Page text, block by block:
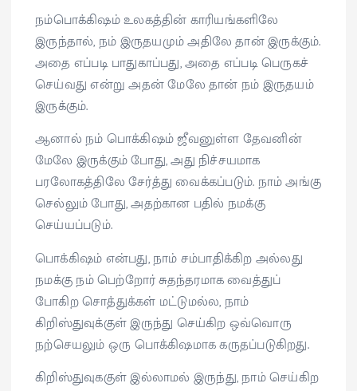
நம்பொக்கிஷம் உலகத்தின் காரியங்களிலே
இருந்தால், நம் இருதயமும் அதிலே தான் இருக்கும்.
அதை எப்படி பாதுகாப்பது, அதை எப்படி பெருகச்
செய்வது என்று அதன் மேலே தான் நம் இருதயம்
இருக்கும்.
ஆனால் நம் பொக்கிஷம் ஜீவனுள்ள தேவனின்
மேலே இருக்கும் போது, அது நிச்சயமாக
பரலோகத்திலே சேர்த்து வைக்கப்படும். நாம் அங்கு
செல்லும் போது, அதற்கான பதில் நமக்கு
செய்யப்படும்.
பொக்கிஷம் என்பது, நாம் சம்பாதிக்கிற அல்லது
நமக்கு நம் பெற்றோர் சுதந்தரமாக வைத்துப்
போகிற சொத்துக்கள் மட்டுமல்ல, நாம்
கிறிஸ்துவுக்குள் இருந்து செய்கிற ஒவ்வொரு
நற்செயலும் ஒரு பொக்கிஷமாக கருதப்படுகிறது.
கிறிஸ்துவுககுள் இல்லாமல் இருந்து, நாம் செய்கிற